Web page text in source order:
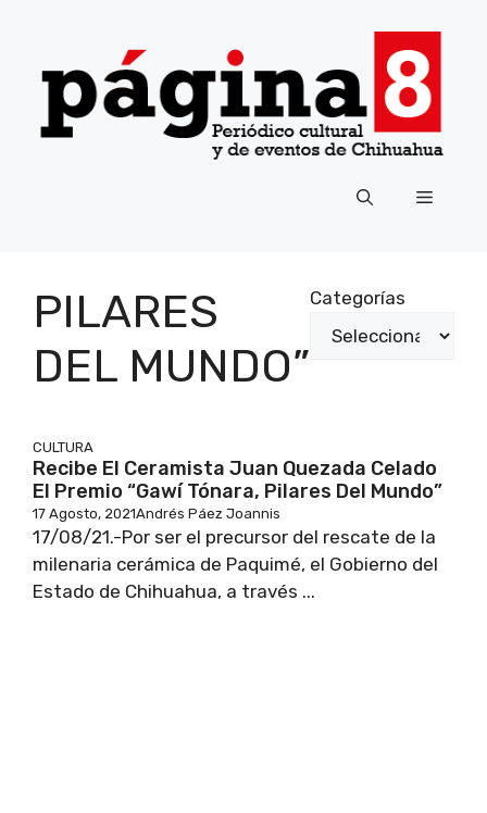
contenido
Menú
PILARES
DEL MUNDO”
Categorías
CULTURA
Recibe El Ceramista Juan Quezada Celado
El Premio “Gawí Tónara, Pilares Del Mundo”
17 Agosto, 2021Andrés Páez Joannis
17/08/21.-Por ser el precursor del rescate de la
milenaria cerámica de Paquimé, el Gobierno del
Estado de Chihuahua, a través ...